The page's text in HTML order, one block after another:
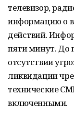
телевизор,
информацию о
действий.
пяти минут. До
отсутствии
ликвидации
технические
включенными.